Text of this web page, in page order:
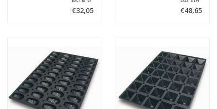
€32,05 €48,65